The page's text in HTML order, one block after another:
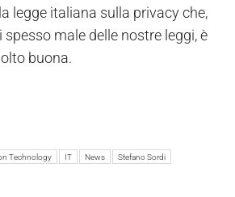
legge italiana sulla privacy che,
male delle nostre leggi, è
buona.
Technology IT News Stefano Sordi